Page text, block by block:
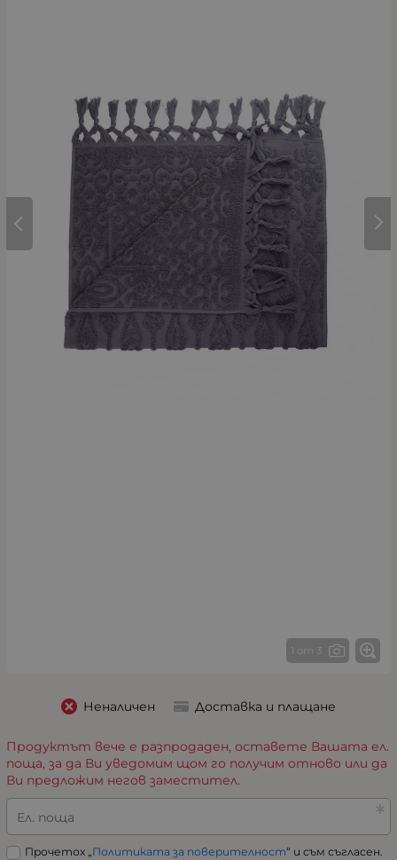
1 от 3
Неналичен Доставка и плащане
Продуктът вече е разпродаден, оставете Вашата ел.
поща, за да Ви уведомим щом го получим отново или да
Ви предложим негов заместител.
Ел. поща
Прочетох „Политиката за поверителност“ и съм съгласен.